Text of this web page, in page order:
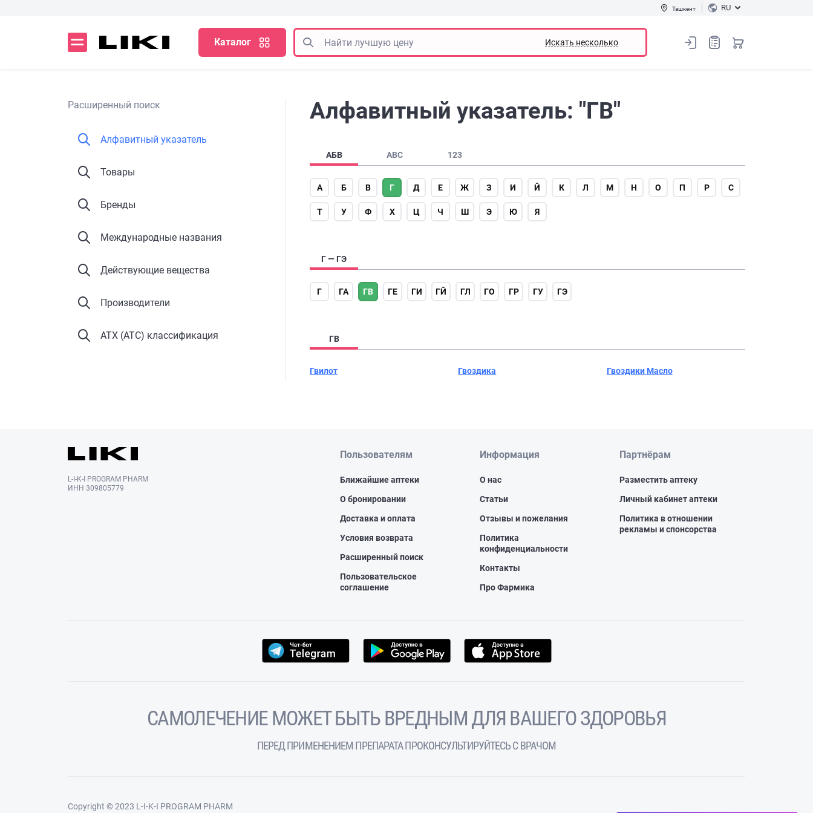
Ташкент RU
Каталог Искать несколько
Расширенный поиск
Алфавитный указатель
Товары
Бренды
Международные названия
Действующие вещества
Производители
АТХ (ATC) классификация
Алфавитный указатель: "ГВ"
АБВ ABC 123
А Б В Г Д Е Ж З И Й К Л М Н О П Р С
Т У Ф Х Ц Ч Ш Э Ю Я
Г — ГЭ
Г ГА ГВ ГЕ ГИ ГЙ ГЛ ГО ГР ГУ ГЭ
ГВ
Гвилот Гвоздика Гвоздики Масло
L-I-K-I PROGRAM PHARM
ИНН 309805779
Пользователям
Ближайшие аптеки
О бронировании
Доставка и оплата
Условия возврата
Расширенный поиск
Пользовательское
соглашение
Информация
О нас
Статьи
Отзывы и пожелания
Политика
конфиденциальности
Контакты
Про Фармика
Партнёрам
Разместить аптеку
Личный кабинет аптеки
Политика в отношении
рекламы и спонсорства
САМОЛЕЧЕНИЕ МОЖЕТ БЫТЬ ВРЕДНЫМ ДЛЯ ВАШЕГО ЗДОРОВЬЯ
ПЕРЕД ПРИМЕНЕНИЕМ ПРЕПАРАТА ПРОКОНСУЛЬТИРУЙТЕСЬ С ВРАЧОМ
Copyright © 2023 L-I-K-I PROGRAM PHARM